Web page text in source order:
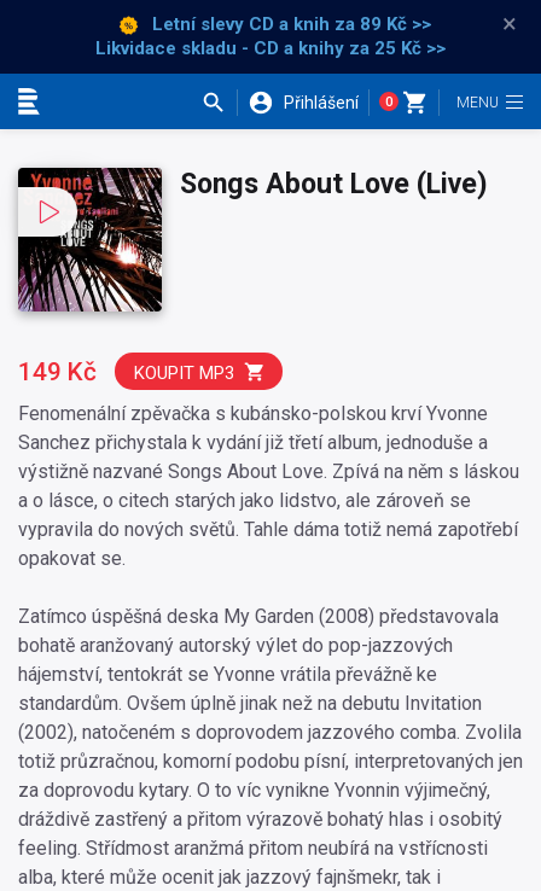
Letní slevy CD a knih za 89 Kč >>
Likvidace skladu - CD a knihy za 25 Kč >>
×
Přihlášení 0
Songs About Love (Live)
Fenomenální zpěvačka s kubánsko-polskou krví Yvonne
Sanchez přichystala k vydání již třetí album, jednoduše a
výstižně nazvané Songs About Love. Zpívá na něm s láskou
a o lásce, o citech starých jako lidstvo, ale zároveň se
vypravila do nových světů. Tahle dáma totiž nemá zapotřebí
opakovat se.
Zatímco úspěšná deska My Garden (2008) představovala
bohatě aranžovaný autorský výlet do pop-jazzových
hájemství, tentokrát se Yvonne vrátila převážně ke
standardům. Ovšem úplně jinak než na debutu Invitation
(2002), natočeném s doprovodem jazzového comba. Zvolila
totiž průzračnou, komorní podobu písní, interpretovaných jen
za doprovodu kytary. O to víc vynikne Yvonnin výjimečný,
dráždivě zastřený a přitom výrazově bohatý hlas i osobitý
feeling. Střídmost aranžmá přitom neubírá na vstřícnosti
alba, které může ocenit jak jazzový fajnšmekr, tak i
149 Kč KOUPIT MP3